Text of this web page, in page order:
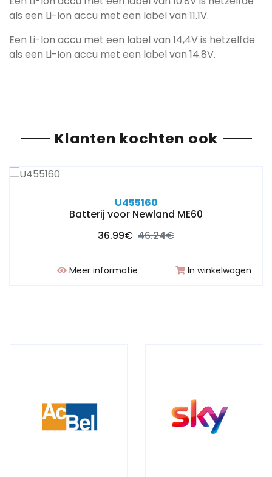
als een Li-Ion accu met een label van 11.1V.
Een Li-Ion accu met een label van 14,4V is hetzelfde
als een Li-Ion accu met een label van 14.8V.
Klanten kochten ook
U455160
Batterij voor Newland ME60
36.99€ 46.24€
Meer informatie In winkelwagen